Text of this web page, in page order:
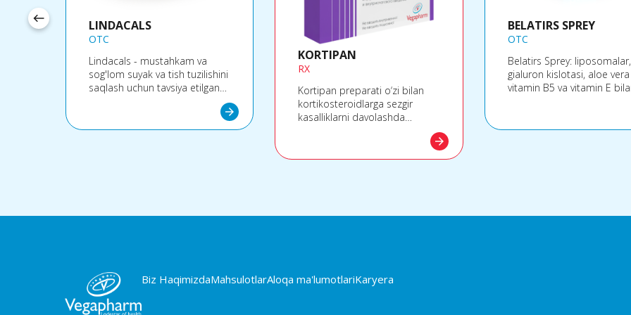
LINDACALS
OTC
Lindacals - mustahkam va
sog'lom suyak va tish tuzilishini
saqlash uchun tavsiya etilgan
aminokislota xelatini va D3
arrow_forward
KORTIPAN
RX
Kortipan preparati o‘zi bilan
kortikosteroidlarga sezgir
kasalliklarni davolashda
qarshi, revmatizmga qarshi va
allergiya qarshi kuchli ta'sirga
arrow_forward
BELATIRS SPREY
OTC
Belatirs Sprey: liposomalar,
gialuron kislotasi, aloe vera
vitamin B5 va vitamin E
tetiklantiruvchi oftalmik
Mahsulot tarkibida
west
Biz HaqimizdaMahsulotlarAloqa ma'lumotlariKaryera